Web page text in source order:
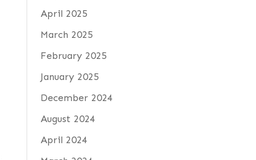
April 2025
March 2025
February 2025
January 2025
December 2024
August 2024
April 2024